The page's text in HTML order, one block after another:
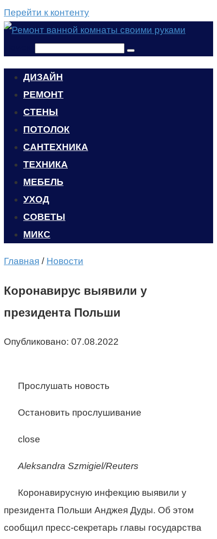
Перейти к контенту
ДИЗАЙН
РЕМОНТ
СТЕНЫ
ПОТОЛОК
САНТЕХНИКА
ТЕХНИКА
МЕБЕЛЬ
УХОД
CОВЕТЫ
МИКС
Главная / Новости
Коронавирус выявили у
президента Польши
Опубликовано: 07.08.2022
Прослушать новость
Остановить прослушивание
close
Aleksandra Szmigiel/Reuters
Коронавирусную инфекцию выявили у
президента Польши Анджея Дуды. Об этом
сообщил пресс-секретарь главы государства